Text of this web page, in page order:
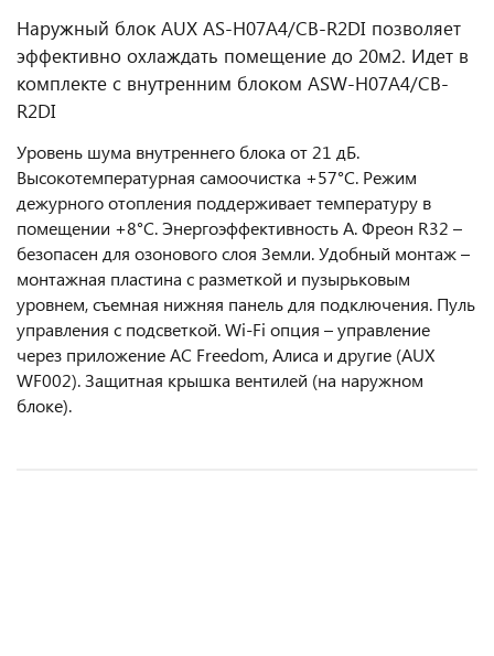
Наружный блок AUX AS-H07A4/CB-R2DI позволяет
эффективно охлаждать помещение до 20м2. Идет в
комплекте с внутренним блоком ASW-H07A4/CB-
R2DI
Уровень шума внутреннего блока от 21 дБ.
Высокотемпературная самоочистка +57°С. Режим
дежурного отопления поддерживает температуру в
помещении +8°С. Энергоэффективность A. Фреон R32 –
безопасен для озонового слоя Земли. Удобный монтаж –
монтажная пластина с разметкой и пузырьковым
уровнем, съемная нижняя панель для подключения. Пуль
управления с подсветкой. Wi-Fi опция – управление
через приложение AC Freedom, Алиса и другие (AUX
WF002). Защитная крышка вентилей (на наружном
блоке).